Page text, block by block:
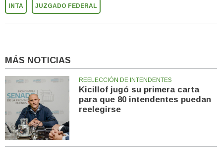
INTA JUZGADO FEDERAL
MÁS NOTICIAS
REELECCIÓN DE INTENDENTES
Kicillof jugó su primera carta
para que 80 intendentes puedan
reelegirse